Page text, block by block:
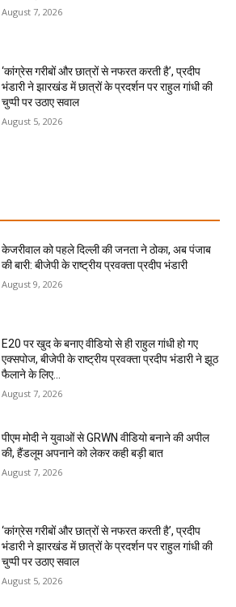
August 7, 2026
‘कांग्रेस गरीबों और छात्रों से नफरत करती है’, प्रदीप
भंडारी ने झारखंड में छात्रों के प्रदर्शन पर राहुल गांधी की
चुप्पी पर उठाए सवाल
August 5, 2026
केजरीवाल को पहले दिल्ली की जनता ने ठोका, अब पंजाब
की बारी: बीजेपी के राष्ट्रीय प्रवक्ता प्रदीप भंडारी
August 9, 2026
E20 पर खुद के बनाए वीडियो से ही राहुल गांधी हो गए
एक्सपोज, बीजेपी के राष्ट्रीय प्रवक्ता प्रदीप भंडारी ने झूठ
फैलाने के लिए...
August 7, 2026
पीएम मोदी ने युवाओं से GRWN वीडियो बनाने की अपील
की, हैंडलूम अपनाने को लेकर कही बड़ी बात
August 7, 2026
‘कांग्रेस गरीबों और छात्रों से नफरत करती है’, प्रदीप
भंडारी ने झारखंड में छात्रों के प्रदर्शन पर राहुल गांधी की
चुप्पी पर उठाए सवाल
August 5, 2026